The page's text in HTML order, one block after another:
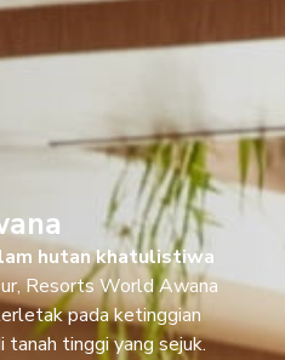
hutan khatulistiwa
Resorts World Awana
pada ketinggian
tinggi yang sejuk.